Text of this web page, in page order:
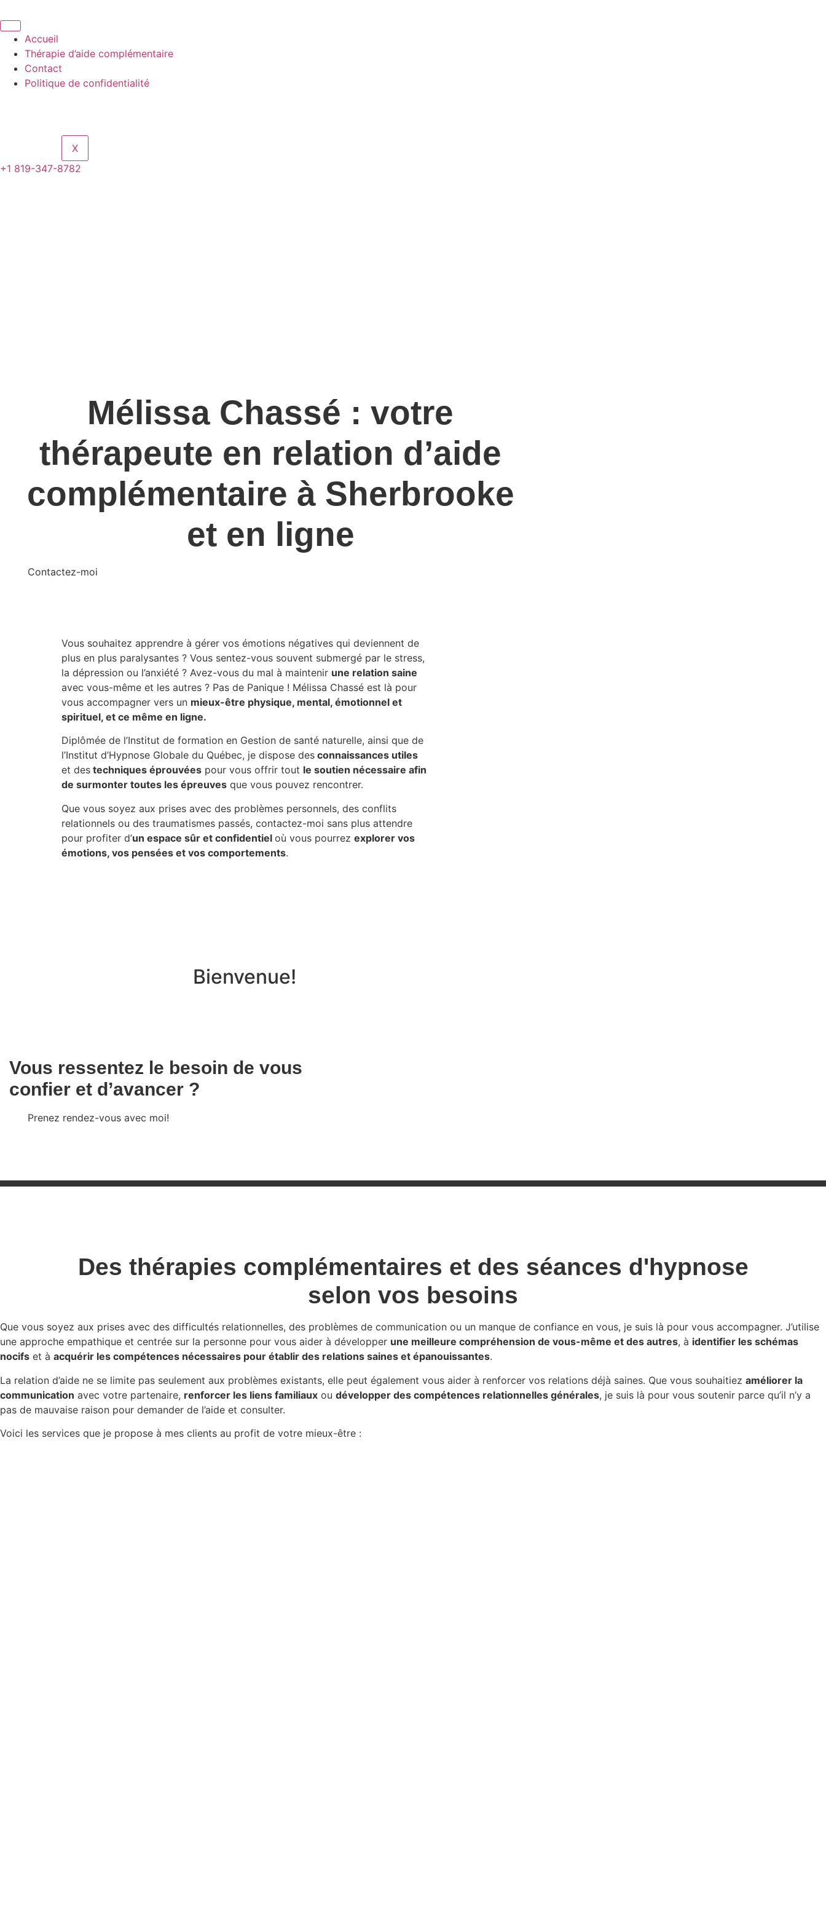
au
contenuAccueil
Thérapie d’aide complémentaire
Contact
Politique de confidentialité
X
+1 819-347-8782
Mélissa Chassé : votre
thérapeute en relation d’aide
complémentaire à Sherbrooke
et en ligne
Contactez-moi
Vous souhaitez apprendre à gérer vos émotions négatives qui deviennent de
plus en plus paralysantes ? Vous sentez-vous souvent submergé par le stress,
la dépression ou l’anxiété ? Avez-vous du mal à maintenir une relation saine
avec vous-même et les autres ? Pas de Panique ! Mélissa Chassé est là pour
vous accompagner vers un mieux-être physique, mental, émotionnel et
spirituel, et ce même en ligne.
Diplômée de l’Institut de formation en Gestion de santé naturelle, ainsi que de
l’Institut d’Hypnose Globale du Québec, je dispose des connaissances utiles
et des techniques éprouvées pour vous offrir tout le soutien nécessaire afin
de surmonter toutes les épreuves que vous pouvez rencontrer.
Que vous soyez aux prises avec des problèmes personnels, des conflits
relationnels ou des traumatismes passés, contactez-moi sans plus attendre
pour profiter d’un espace sûr et confidentiel où vous pourrez explorer vos
émotions, vos pensées et vos comportements.
Bienvenue!
Vous ressentez le besoin de vous
confier et d’avancer ?
Prenez rendez-vous avec moi!
Des thérapies complémentaires et des séances d'hypnose
selon vos besoins
Que vous soyez aux prises avec des difficultés relationnelles, des problèmes de communication ou un manque de confiance en vous, je suis là pour vous accompagner. J’utilise
une approche empathique et centrée sur la personne pour vous aider à développer une meilleure compréhension de vous-même et des autres, à identifier les schémas
nocifs et à acquérir les compétences nécessaires pour établir des relations saines et épanouissantes.
La relation d’aide ne se limite pas seulement aux problèmes existants, elle peut également vous aider à renforcer vos relations déjà saines. Que vous souhaitiez améliorer la
communication avec votre partenaire, renforcer les liens familiaux ou développer des compétences relationnelles générales, je suis là pour vous soutenir parce qu’il n’y a
pas de mauvaise raison pour demander de l’aide et consulter.
Voici les services que je propose à mes clients au profit de votre mieux-être :